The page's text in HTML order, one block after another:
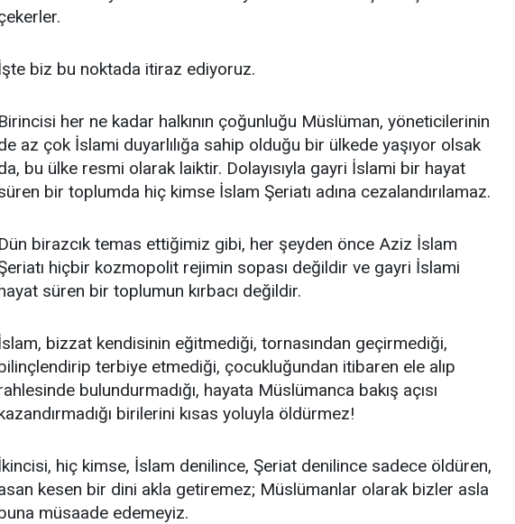
biz bu noktada itiraz ediyoruz.
Birincisi her ne kadar halkının çoğunluğu Müslüman, yöneticilerinin
az çok İslami duyarlılığa sahip olduğu bir ülkede yaşıyor olsak
bu ülke resmi olarak laiktir. Dolayısıyla gayri İslami bir hayat
bir toplumda hiç kimse İslam Şeriatı adına cezalandırılamaz.
Dün birazcık temas ettiğimiz gibi, her şeyden önce Aziz İslam
hiçbir kozmopolit rejimin sopası değildir ve gayri İslami
süren bir toplumun kırbacı değildir.
bizzat kendisinin eğitmediği, tornasından geçirmediği,
terbiye etmediği, çocukluğundan itibaren ele alıp
bulundurmadığı, hayata Müslümanca bakış açısı
birilerini kısas yoluyla öldürmez!
hiç kimse, İslam denilince, Şeriat denilince sadece öldüren,
kesen bir dini akla getiremez; Müslümanlar olarak bizler asla
müsaade edemeyiz.